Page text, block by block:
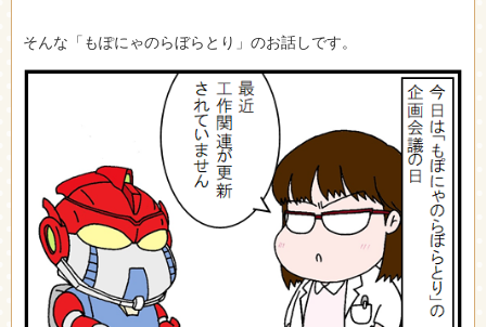
そんな「もぽにゃのらぼらとり」のお話しです。